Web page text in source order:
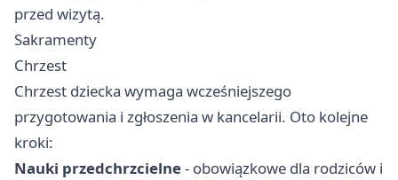
przed wizytą.
Sakramenty
Chrzest
Chrzest dziecka wymaga wcześniejszego
przygotowania i zgłoszenia w kancelarii. Oto kolejne
kroki:
Nauki przedchrzcielne- obowiązkowe dla rodziców i